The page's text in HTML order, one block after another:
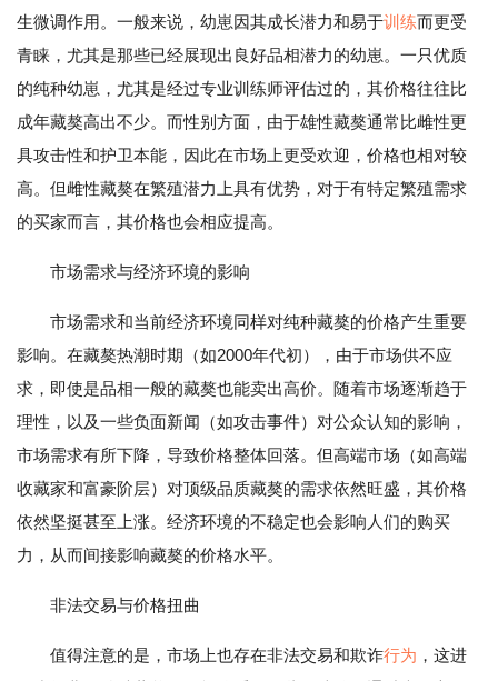
生微调作用。一般来说，幼崽因其成长潜力和易于训练而更受
青睐，尤其是那些已经展现出良好品相潜力的幼崽。一只优质
的纯种幼崽，尤其是经过专业训练师评估过的，其价格往往比
成年藏獒高出不少。而性别方面，由于雄性藏獒通常比雌性更
具攻击性和护卫本能，因此在市场上更受欢迎，价格也相对较
高。但雌性藏獒在繁殖潜力上具有优势，对于有特定繁殖需求
的买家而言，其价格也会相应提高。
市场需求与经济环境的影响
市场需求和当前经济环境同样对纯种藏獒的价格产生重要
影响。在藏獒热潮时期（如2000年代初），由于市场供不应
求，即使是品相一般的藏獒也能卖出高价。随着市场逐渐趋于
理性，以及一些负面新闻（如攻击事件）对公众认知的影响，
市场需求有所下降，导致价格整体回落。但高端市场（如高端
收藏家和富豪阶层）对顶级品质藏獒的需求依然旺盛，其价格
依然坚挺甚至上涨。经济环境的不稳定也会影响人们的购买
力，从而间接影响藏獒的价格水平。
非法交易与价格扭曲
值得注意的是，市场上也存在非法交易和欺诈行为 ，这进